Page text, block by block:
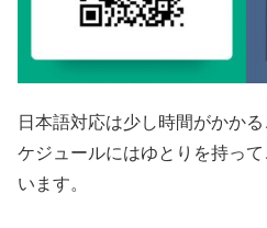
日本語対応は少し時間がかか
ケジュールにはゆとりを持っ
います。